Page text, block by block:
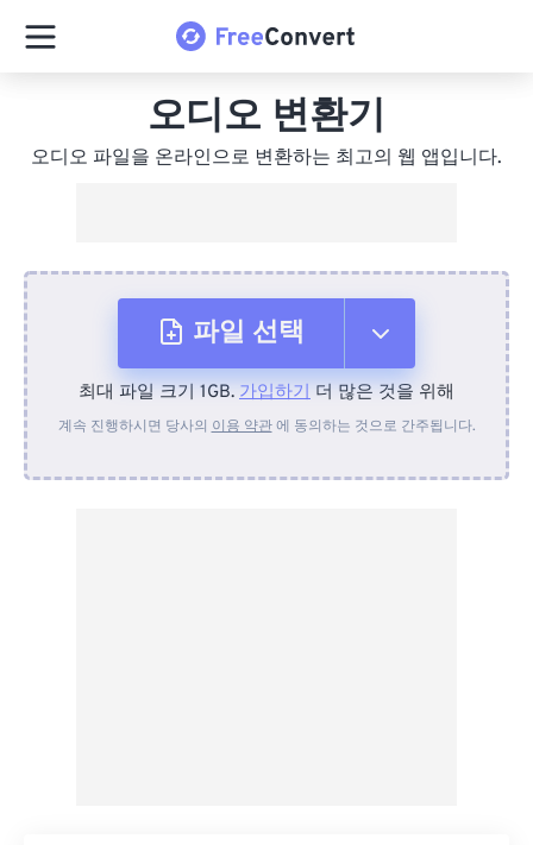
오디오 변환기
오디오 파일을 온라인으로 변환하는 최고의 웹 앱입니다.
파일 선택
장치에서
최대 파일 크기 1GB. 가입하기 더 많은 것을 위해
계속 진행하시면 당사의 이용 약관에 동의하는 것으로 간주됩니다.